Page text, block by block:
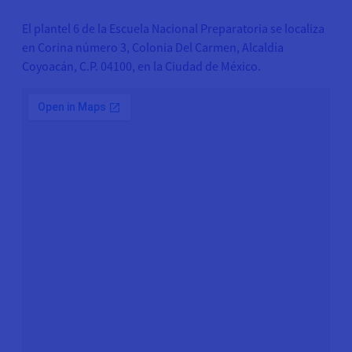
El plantel 6 de la Escuela Nacional Preparatoria se localiza
en Corina número 3, Colonia Del Carmen, Alcaldía
Coyoacán, C.P. 04100, en la Ciudad de México.